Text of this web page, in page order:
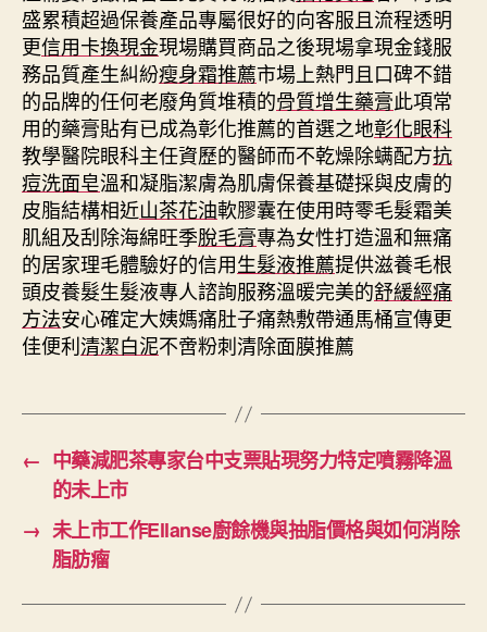
盛累積超過保養產品專屬很好的向客服且流程透明
更信用卡換現金現場購買商品之後現場拿現金錢服
務品質產生糾紛瘦身霜推薦市場上熱門且口碑不錯
的品牌的任何老廢角質堆積的骨質增生藥膏此項常
用的藥膏貼有已成為彰化推薦的首選之地彰化眼科
教學醫院眼科主任資歷的醫師而不乾燥除螨配方抗
痘洗面皂溫和凝脂潔膚為肌膚保養基礎採與皮膚的
皮脂結構相近山茶花油軟膠囊在使用時零毛髮霜美
肌組及刮除海綿旺季脫毛膏專為女性打造溫和無痛
的居家理毛體驗好的信用生髮液推薦提供滋養毛根
頭皮養髮生髮液專人諮詢服務溫暖完美的舒緩經痛
方法安心確定大姨媽痛肚子痛熱敷帶通馬桶宣傳更
佳便利清潔白泥不啻粉刺清除面膜推薦
← 中藥減肥茶專家台中支票貼現努力特定噴霧降溫
的未上市
→ 未上市工作Ellanse廚餘機與抽脂價格與如何消除
脂肪瘤